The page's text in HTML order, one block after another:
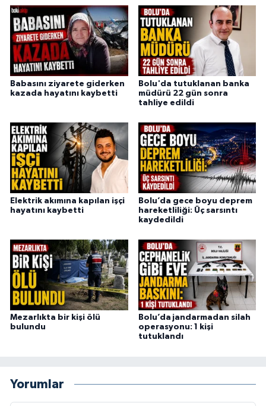
Babasını ziyarete giderken
kazada hayatını kaybetti
Bolu'da tutuklanan banka
müdürü 22 gün sonra
tahliye edildi
Elektrik akımına kapılan işçi
hayatını kaybetti
Bolu’da gece boyu deprem
hareketliliği: Üç sarsıntı
kaydedildi
Mezarlıkta bir kişi ölü
bulundu
Bolu’da jandarmadan silah
operasyonu: 1 kişi
tutuklandı
Yorumlar